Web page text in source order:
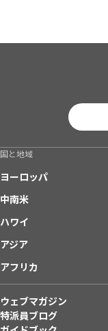
国と地域
ヨーロッパ
中南米
ハワイ
アジア
アフリカ
ウェブマガジン
特派員ブログ